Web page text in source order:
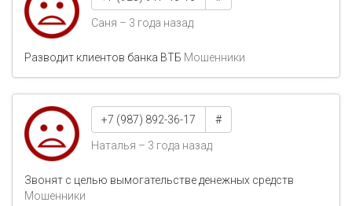
Саня – 3 года назад
Разводит клиентов банка ВТБ Мошенники
+7 (987) 892-36-17 #
Наталья – 3 года назад
Звонят с целью вымогательстве денежных средств
Мошенники